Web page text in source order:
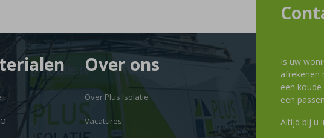
Over ons
Over Plus Isolatie
Vacatures
Is uw
afrekenen
een
een
Altijd bij u